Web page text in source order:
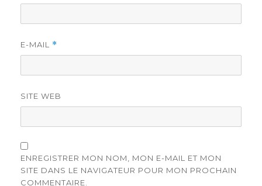
E-MAIL *
SITE WEB
ENREGISTRER MON NOM, MON E-MAIL ET MON
SITE DANS LE NAVIGATEUR POUR MON PROCHAIN
COMMENTAIRE.